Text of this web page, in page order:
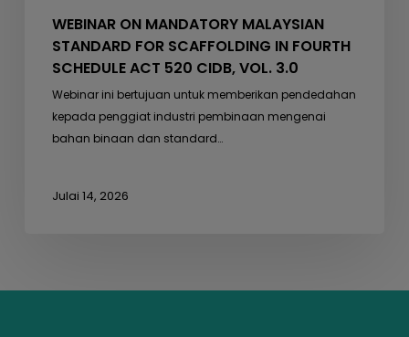
WEBINAR ON MANDATORY MALAYSIAN
STANDARD FOR SCAFFOLDING IN FOURTH
SCHEDULE ACT 520 CIDB, VOL. 3.0
Webinar ini bertujuan untuk memberikan pendedahan
kepada penggiat industri pembinaan mengenai
bahan binaan dan standard…
Julai 14, 2026